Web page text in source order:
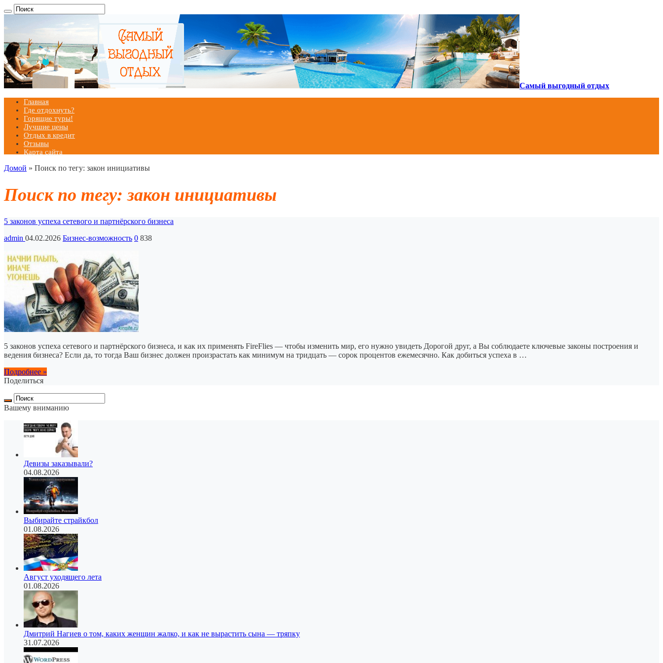
Самый выгодный отдых
Главная
Где отдохнуть?
Горящие туры!
Лучшие цены
Отдых в кредит
Отзывы
Карта сайта
Домой » Поиск по тегу: закон инициативы
Поиск по тегу:закон инициативы
5 законов успеха сетевого и партнёрского бизнеса
admin 04.02.2026 Бизнес-возможность 0 838
5 законов успеха сетевого и партнёрского бизнеса, и как их применять FireFlies — чтобы изменить мир, его нужно увидеть Дорогой друг, а Вы соблюдаете ключевые законы построения и
ведения бизнеса? Если да, то тогда Ваш бизнес должен произрастать как минимум на тридцать — сорок процентов ежемесячно. Как добиться успеха в …
Подробнее »
Поделиться
Вашему вниманию
Девизы заказывали?
04.08.2026
Выбирайте страйкбол
01.08.2026
Август уходящего лета
01.08.2026
Дмитрий Нагиев о том, каких женщин жалко, и как не вырастить сына — тряпку
31.07.2026